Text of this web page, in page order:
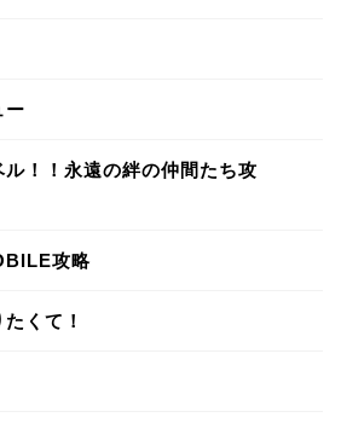
ー
！！永遠の絆の仲間たち攻
攻略
くて！